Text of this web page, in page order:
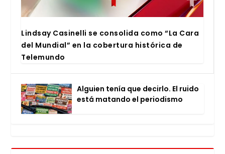
Lind­say Casi­ne­lli se con­so­li­da como “La Cara
del Mun­dial” en la cober­tu­ra his­tó­ri­ca de
Tele­mun­do
Alguien tenía que decir­lo. El rui­do
está matan­do el perio­dis­mo